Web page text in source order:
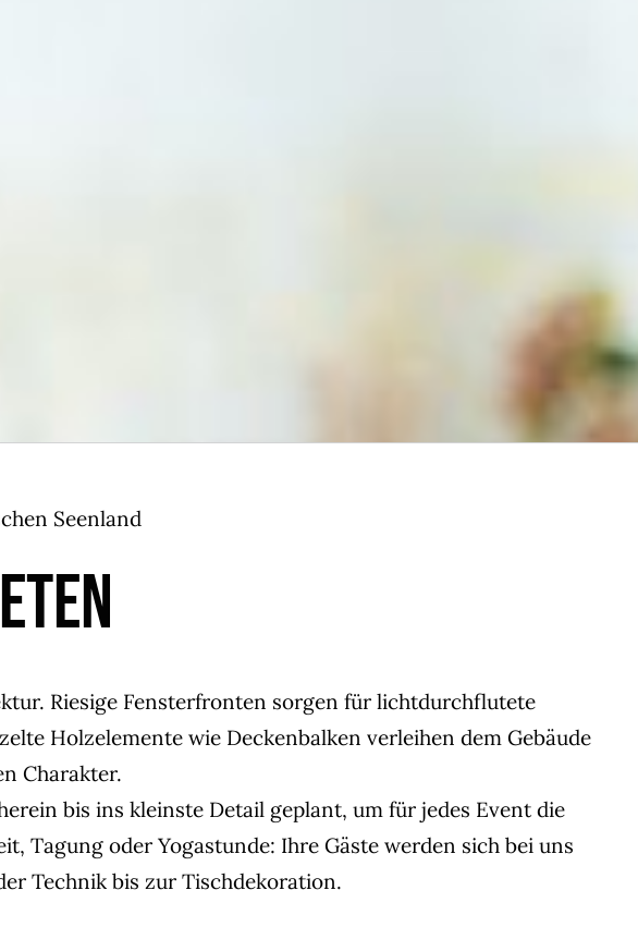
Seenland
Riesige Fensterfronten sorgen für lichtdurchflutete
Holzelemente wie Deckenbalken verleihen dem Gebäude
Charakter.
bis ins kleinste Detail geplant, um für jedes Event die
Tagung oder Yogastunde: Ihre Gäste werden sich bei uns
Technik bis zur Tischdekoration.